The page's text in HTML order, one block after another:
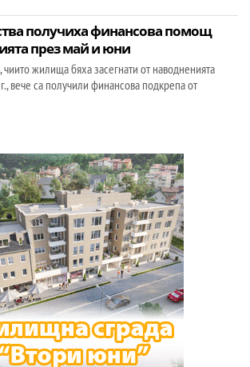
получиха финансова помощ
през май и юни
жилища бяха засегнати от наводненията
вече са получили финансова подкрепа от